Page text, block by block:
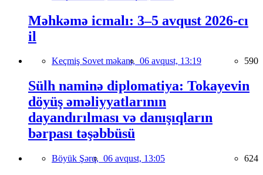
Məhkəmə icmalı: 3–5 avqust 2026-cı
il
Keçmiş Sovet məkanı, 06 avqust, 13:19 590
Sülh naminə diplomatiya: Tokayevin
döyüş əməliyyatlarının
dayandırılması və danışıqların
bərpası təşəbbüsü
Böyük Şərq, 06 avqust, 13:05 624